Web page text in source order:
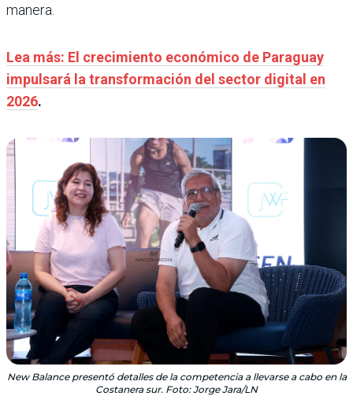
manera.
Lea más: El crecimiento económico de Paraguay
impulsará la transformación del sector digital en
2026.
New Balance presentó detalles de la competencia a llevarse a cabo en la
Costanera sur. Foto: Jorge Jara/LN